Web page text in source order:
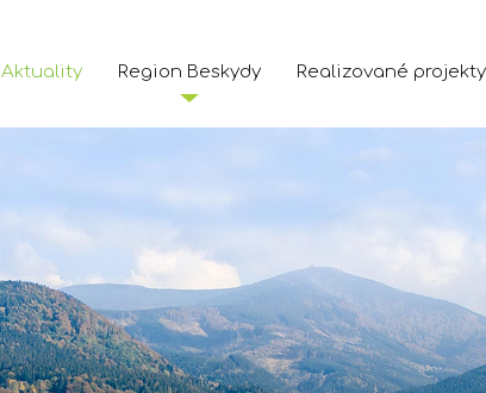
Aktuality Region Beskydy Realizované projekty